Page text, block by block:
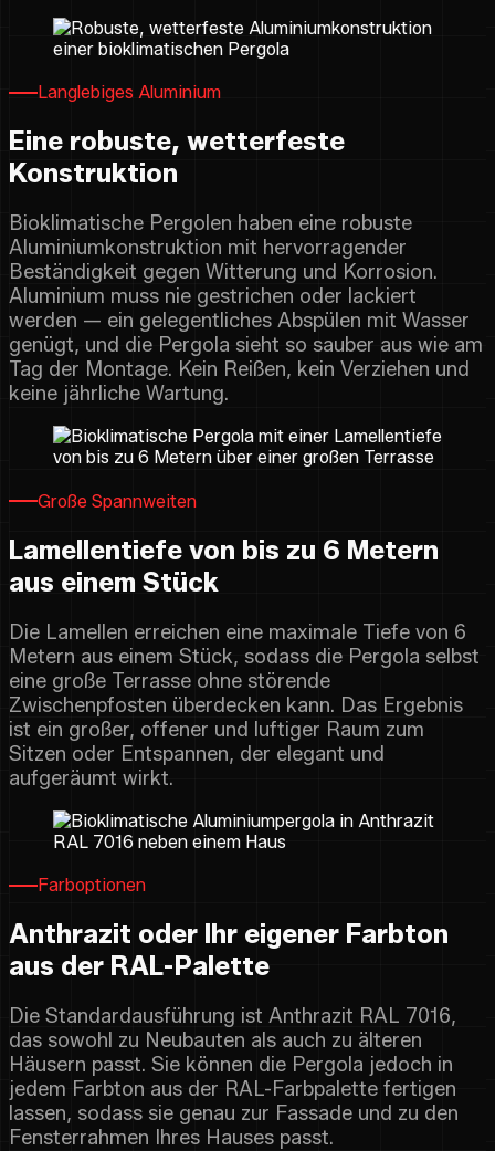
Langlebiges Aluminium
Eine robuste, wetterfeste
Konstruktion
Bioklimatische Pergolen haben eine robuste
Aluminiumkonstruktion mit hervorragender
Beständigkeit gegen Witterung und Korrosion.
Aluminium muss nie gestrichen oder lackiert
werden — ein gelegentliches Abspülen mit Wasser
genügt, und die Pergola sieht so sauber aus wie am
Tag der Montage. Kein Reißen, kein Verziehen und
keine jährliche Wartung.
Große Spannweiten
Lamellentiefe von bis zu 6 Metern
aus einem Stück
Die Lamellen erreichen eine maximale Tiefe von 6
Metern aus einem Stück, sodass die Pergola selbst
eine große Terrasse ohne störende
Zwischenpfosten überdecken kann. Das Ergebnis
ist ein großer, offener und luftiger Raum zum
Sitzen oder Entspannen, der elegant und
aufgeräumt wirkt.
Farboptionen
Anthrazit oder Ihr eigener Farbton
aus der RAL-Palette
Die Standardausführung ist Anthrazit RAL 7016,
das sowohl zu Neubauten als auch zu älteren
Häusern passt. Sie können die Pergola jedoch in
jedem Farbton aus der RAL-Farbpalette fertigen
lassen, sodass sie genau zur Fassade und zu den
Fensterrahmen Ihres Hauses passt.